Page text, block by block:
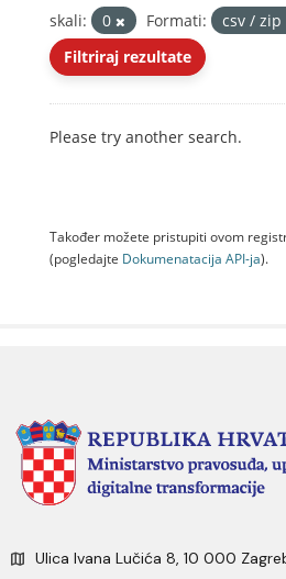
skali:
0 Formati:
csv / zip
Filtriraj rezultate
Please try another search.
Također možete pristupiti ovom
(pogledajte Dokumenаtаcijа API-jа).